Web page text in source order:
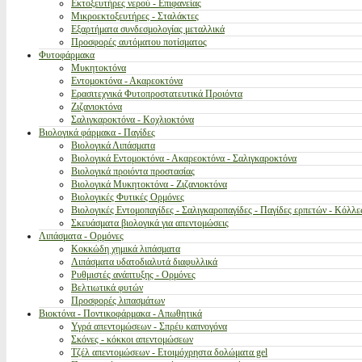
Εκτοξευτήρες νερού - Επιφανείας
Μικροεκτοξευτήρες - Σταλάκτες
Εξαρτήματα συνδεσμολογίας μεταλλικά
Προσφορές αυτόματου ποτίσματος
Φυτοφάρμακα
Μυκητοκτόνα
Εντομοκτόνα - Ακαρεοκτόνα
Ερασιτεχνικά Φυτοπροστατευτικά Προιόντα
Ζιζανιοκτόνα
Σαλιγκαροκτόνα - Κοχλιοκτόνα
Βιολογικά φάρμακα - Παγίδες
Βιολογικά Λιπάσματα
Βιολογικά Εντομοκτόνα - Ακαρεοκτόνα - Σαλιγκαροκτόνα
Βιολογικά προιόντα προστασίας
Βιολογικά Μυκητοκτόνα - Ζιζανιοκτόνα
Βιολογικές Φυτικές Ορμόνες
Βιολογικές Εντομοπαγίδες - Σαλιγκαροπαγίδες - Παγίδες ερπετών -
Σκευάσματα βιολογικά για απεντομώσεις
Λιπάσματα - Ορμόνες
Κοκκώδη χημικά λιπάσματα
Λιπάσματα υδατοδιαλυτά διαφυλλικά
Ρυθμιστές ανάπτυξης - Ορμόνες
Βελτιωτικά φυτών
Προσφορές λιπασμάτων
Βιοκτόνα - Ποντικοφάρμακα - Απωθητικά
Υγρά απεντομώσεων - Σπρέυ καπνογόνα
Σκόνες - κόκκοι απεντομώσεων
Τζέλ απεντομώσεων - Ετοιμόχρηστα δολώματα gel